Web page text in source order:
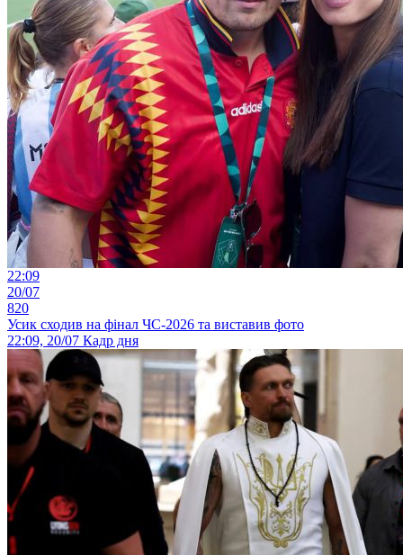
22:09
20/07
820
Усик сходив на фінал ЧС-2026 та виставив фото
22:09, 20/07 Кадр дня